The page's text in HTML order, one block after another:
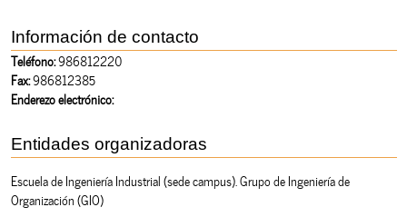
Información de contacto
Teléfono:986812220
Fax:986812385
Enderezo electrónico:
Entidades organizadoras
Escuela de Ingeniería Industrial (sede campus). Grupo de Ingeniería de
Organización (GIO)